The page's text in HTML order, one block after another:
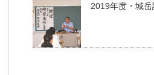
2019年度・城